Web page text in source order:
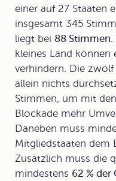
einer auf 27 Staaten
insgesamt 345
liegt bei 88 Stimmen.
kleines Land können
verhindern. Die
allein nichts
Stimmen, um mit
Blockade mehr
Daneben muss
Mitgliedstaaten dem
Zusätzlich muss die
mindestens 62 %